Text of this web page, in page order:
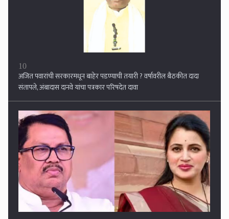
1
विजय वडेट्टीवारांची बोचरी टीका,, 'नवनीत राणा जातीय विष पसरवणारी विषवल्ली',
तर 'हिरवे साप' म्हणत राणांचा पलटवार